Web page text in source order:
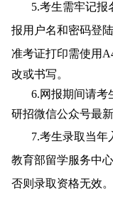
5.考生需牢记报
报用户名和密码登
准考证打印需使用
改或书写。
6.网报期间请考
研招微信公众号最
7.考生录取当年
教育部留学服务中
否则录取资格无效。